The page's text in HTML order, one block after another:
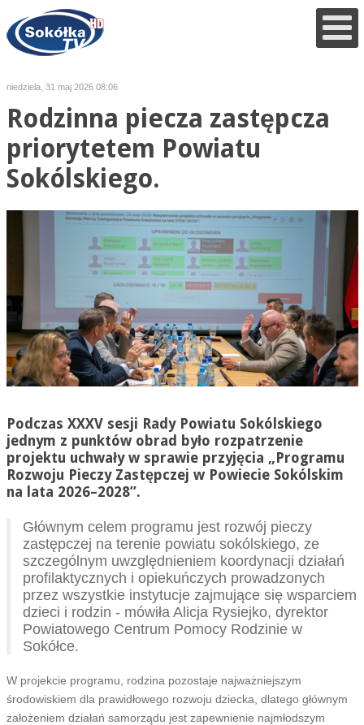
niedziela, 31 maj 2026 08:06
Rodzinna piecza zastępcza
priorytetem Powiatu
Sokólskiego.
Podczas XXXV sesji Rady Powiatu Sokólskiego
jednym z punktów obrad było rozpatrzenie
projektu uchwały w sprawie przyjęcia „Programu
Rozwoju Pieczy Zastępczej w Powiecie Sokólskim
na lata 2026–2028”.
Głównym celem programu jest rozwój pieczy
zastępczej na terenie powiatu sokólskiego, ze
szczególnym uwzględnieniem koordynacji działań
profilaktycznych i opiekuńczych prowadzonych
przez wszystkie instytucje zajmujące się wsparciem
dzieci i rodzin - mówiła Alicja Rysiejko, dyrektor
Powiatowego Centrum Pomocy Rodzinie w
Sokółce.
W projekcie programu, rodzina pozostaje najważniejszym
środowiskiem dla prawidłowego rozwoju dziecka, dlatego głównym
założeniem działań samorządu jest zapewnienie najmłodszym